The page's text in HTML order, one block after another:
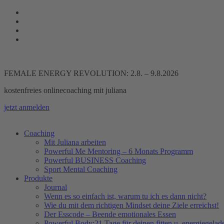
Zum
Inhalt
springen
FEMALE ENERGY REVOLUTION: 2.8. – 9.8.2026
kostenfreies onlinecoaching mit juliana
jetzt anmelden
Coaching
Mit Juliana arbeiten
Powerful Me Mentoring – 6 Monats Programm
Powerful BUSINESS Coaching
Sport Mental Coaching
Produkte
Journal
Wenn es so einfach ist, warum tu ich es dann nicht?
Wie du mit dem richtigen Mindset deine Ziele erreichst!
Der Esscode – Beende emotionales Essen